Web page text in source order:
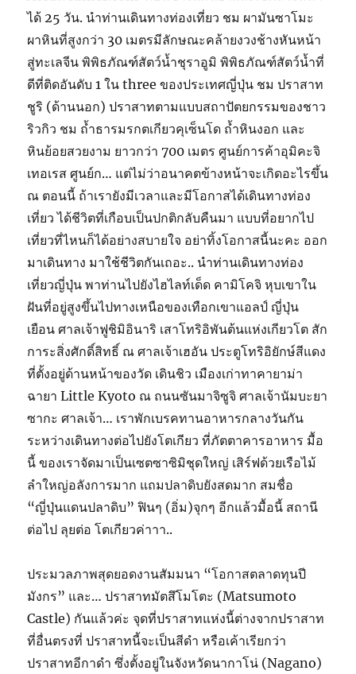
ได้ 25 วัน. นำท่านเดินทางท่องเที่ยว ชม ผามันซาโมะ
ผาหินที่สูงกว่า 30 เมตรมีลักษณะคล้ายงวงช้างหันหน้า
สู่ทะเลจีน พิพิธภัณฑ์สัตว์น้ำชุราอูมิ พิพิธภัณฑ์สัตว์น้ำที่
ดีที่ติดอันดับ 1 ใน three ของประเทศญี่ปุ่น ชม ปราสาท
ชูริ (ด้านนอก) ปราสาทตามแบบสถาปัตยกรรมของชาว
ริวกิว ชม ถ้ำธารมรกตเกียวคุเซ็นโด ถ้ำหินงอก และ
หินย้อยสวยงาม ยาวกว่า 700 เมตร ศูนย์การค้าอุมิคะจิ
เทอเรส ศูนย์ก… แต่ไม่ว่าอนาคตข้างหน้าจะเกิดอะไรขึ้น
ณ ตอนนี้ ถ้าเรายังมีเวลาและมีโอกาสได้เดินทางท่อง
เที่ยว ได้ชีวิตที่เกือบเป็นปกติกลับคืนมา แบบที่อยากไป
เที่ยวที่ไหนก็ได้อย่างสบายใจ อย่าทิ้งโอกาสนี้นะคะ ออก
มาเดินทาง มาใช้ชีวิตกันเถอะ.. นำท่านเดินทางท่อง
เที่ยวญี่ปุ่น พาท่านไปยังไฮไลท์เด็ด คามิโคจิ หุบเขาใน
ฝันที่อยู่สูงขึ้นไปทางเหนือของเทือกเขาแอลป์ ญี่ปุ่น
เยือน ศาลเจ้าฟูชิมิอินาริ เสาโทริอิพันต้นแห่งเกียวโต สัก
การะสิ่งศักดิ์สิทธิ์ ณ ศาลเจ้าเฮอัน ประตูโทริอิยักษ์สีแดง
ที่ตั้งอยู่ด้านหน้าของวัด เดินชิว เมืองเก่าทาคายาม่า
ฉายา Little Kyoto ณ ถนนซันมาจิซูจิ ศาลเจ้านัมบะยา
ซากะ ศาลเจ้า… เราพักเบรคทานอาหารกลางวันกัน
ระหว่างเดินทางต่อไปยังโตเกียว ที่ภัตตาคารอาหาร มื้อ
นี้ ของเราจัดมาเป็นเซตซาซิมิชุดใหญ่ เสิร์ฟด้วยเรือไม้
ลำใหญ่อลังการมาก แถมปลาดิบยังสดมาก สมชื่อ
“ญี่ปุ่นแดนปลาดิบ” ฟินๆ (อิ่ม)จุกๆ อีกแล้วมื้อนี้ สถานี
ต่อไป ลุยต่อ โตเกียวค่าาา..
ประมวลภาพสุดยอดงานสัมมนา “โอกาสตลาดทุนปี
มังกร” และ… ปราสาทมัตสึโมโตะ (Matsumoto
Castle) กันแล้วค่ะ จุดที่ปราสาทแห่งนี้ต่างจากปราสาท
ที่อื่นตรงที่ ปราสาทนี้จะเป็นสีดำ หรือเค้าเรียกว่า
ปราสาทอีกาดำ ซึ่งตั้งอยู่ในจังหวัดนากาโน่ (Nagano)